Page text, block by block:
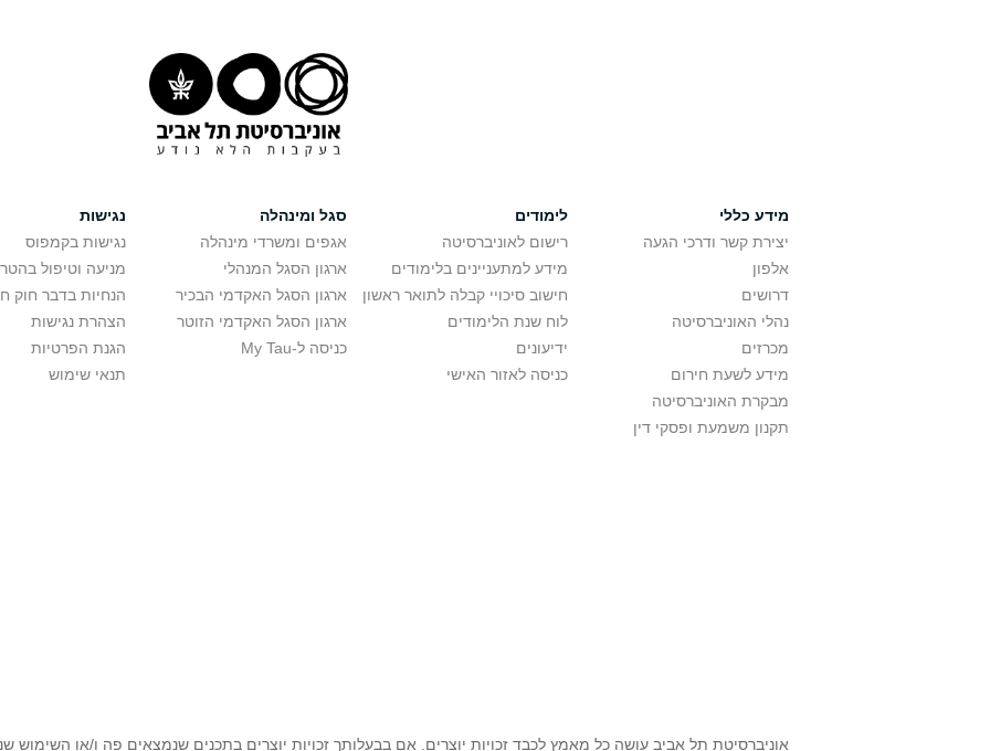
מידע כללי
יצירת קשר ודרכי הגעה
אלפון
דרושים
נהלי האוניברסיטה
מכרזים
מידע לשעת חירום
מבקרת האוניברסיטה
תקנון משמעת ופסקי דין
לימודים
רישום לאוניברסיטה
מידע למתעניינים בלימודים
חישוב סיכויי קבלה לתואר ראשון
לוח שנת הלימודים
ידיעונים
כניסה לאזור האישי
סגל ומינהלה
אגפים ומשרדי מינהלה
ארגון הסגל המנהלי
ארגון הסגל האקדמי הבכיר
ארגון הסגל האקדמי הזוטר
כניסה ל-My Tau
נגישות
נגישות בקמפוס
מניעה וטיפול
הנחיות בדבר חוק
הצהרת נגישות
הגנת הפרטיות
תנאי שימוש
אוניברסיטת תל אביב עושה כל מאמץ לכבד זכויות יוצרים. אם בבעלותך זכויות יוצרים בתכנים שנמצאים פה ו/או השימוש